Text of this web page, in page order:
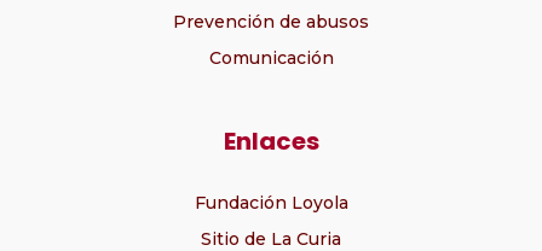
Prevención de abusos
Comunicación
Enlaces
Fundación Loyola
Sitio de La Curia